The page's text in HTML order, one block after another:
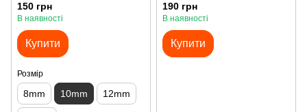
150 грн
В наявності
Купити
Розмір
8mm 10mm 12mm
190 грн
В наявності
Купити